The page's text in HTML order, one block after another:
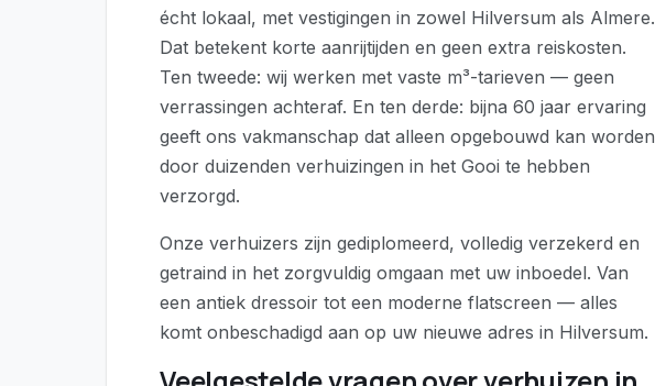
écht lokaal, met vestigingen in zowel Hilversum als Almere.
Dat betekent korte aanrijtijden en geen extra reiskosten.
Ten tweede: wij werken met vaste m³-tarieven — geen
verrassingen achteraf. En ten derde: bijna 60 jaar ervaring
geeft ons vakmanschap dat alleen opgebouwd kan worden
door duizenden verhuizingen in het Gooi te hebben
verzorgd.
Onze verhuizers zijn gediplomeerd, volledig verzekerd en
getraind in het zorgvuldig omgaan met uw inboedel. Van
een antiek dressoir tot een moderne flatscreen — alles
komt onbeschadigd aan op uw nieuwe adres in Hilversum.